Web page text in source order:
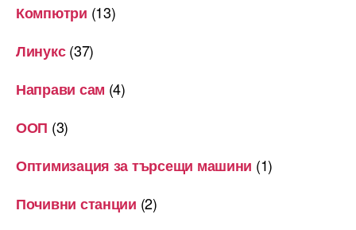
Компютри (13)
Линукс(37)
Направи сам (4)
ООП (3)
Оптимизация за търсещи машини (1)
Почивни станции (2)